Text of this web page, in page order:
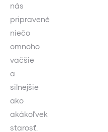
nás
pripravené
niečo
omnoho
väčšie
a
silnejšie
ako
akákoľvek
starosť.